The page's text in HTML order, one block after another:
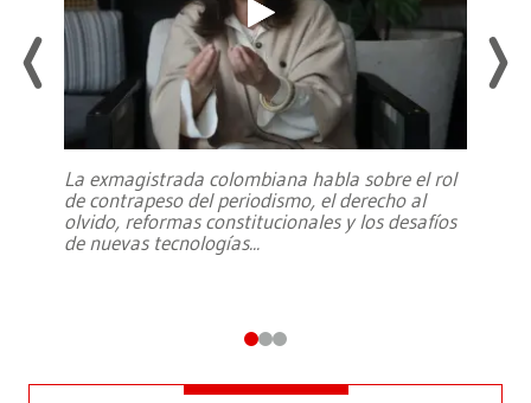
La exmagistrada colombiana habla sobre el rol
de contrapeso del periodismo, el derecho al
olvido, reformas constitucionales y los desafíos
de nuevas tecnologías...